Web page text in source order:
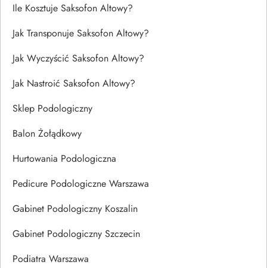
Ile Kosztuje Saksofon Altowy?
Jak Transponuje Saksofon Altowy?
Jak Wyczyścić Saksofon Altowy?
Jak Nastroić Saksofon Altowy?
Sklep Podologiczny
Balon Żołądkowy
Hurtowania Podologiczna
Pedicure Podologiczne Warszawa
Gabinet Podologiczny Koszalin
Gabinet Podologiczny Szczecin
Podiatra Warszawa